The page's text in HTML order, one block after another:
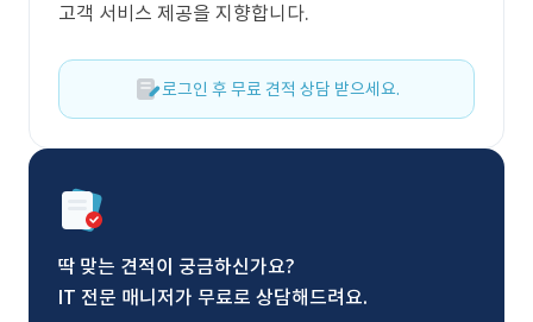
고객 서비스 제공을 지향합니다.
로그인 후 무료 견적 상담 받으세요.
딱 맞는 견적이 궁금하신가요?
IT 전문 매니저가 무료로 상담해드려요.